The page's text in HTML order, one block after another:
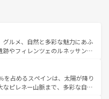
グルメ、自然と多彩な魅力にあふ
跡やフィレンツェのルネッサンス
田園風景やアマルフィ海岸の絶
せない。観光の合間には、本場の
イタリア料理を堪能することも
を占めるスペインは、太陽が降り
ピレネー山脈まで、多彩な自然